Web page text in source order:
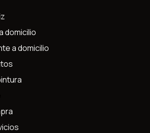
domicilio
a domicilio